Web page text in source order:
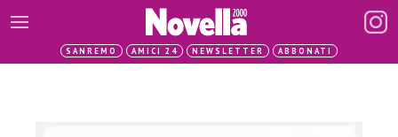
SANREMO AMICI 24 NEWSLETTER ABBONATI